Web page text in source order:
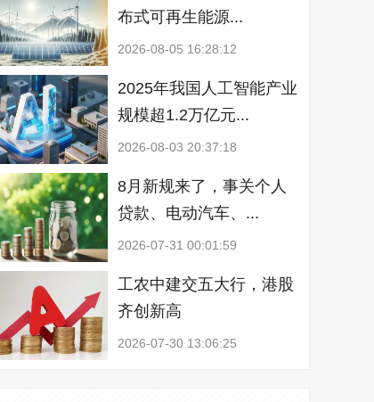
布式可再生能源...
2026-08-05 16:28:12
2025年我国人工智能产业
规模超1.2万亿元...
2026-08-03 20:37:18
8月新规来了，事关个人
贷款、电动汽车、...
2026-07-31 00:01:59
工农中建交五大行，港股
齐创新高
2026-07-30 13:06:25